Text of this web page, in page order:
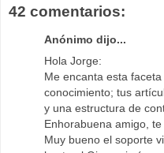
42 comentarios:
Anónimo dijo...
Hola Jorge:
Me encanta esta
conocimiento; tus
y una estructura de
Enhorabuena amigo,
Muy bueno el soporte